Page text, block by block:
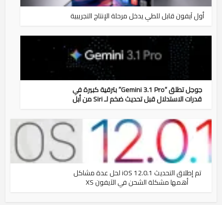
أول آيفون قابل للطي يدخل مرحلة الإنتاج التجريبية
جوجل تطلق “Gemini 3.1 Pro” بترقية كبيرة في
قدرات الاستدلال قبل تحديث ضخم لـ Siri من أبل
تم إطلاق التحديث iOS 12.0.1 لحل عدة مشاكل
أهمها مشكلة الشحن في الآيفون XS